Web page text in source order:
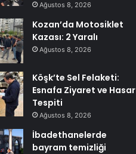
Ağustos 8, 2026
Kozan’da Motosiklet
Kazası: 2 Yaralı
Ağustos 8, 2026
Köşk’te Sel Felaketi:
Esnafa Ziyaret ve Hasar
Tespiti
Ağustos 8, 2026
İbadethanelerde
bayram temizliği